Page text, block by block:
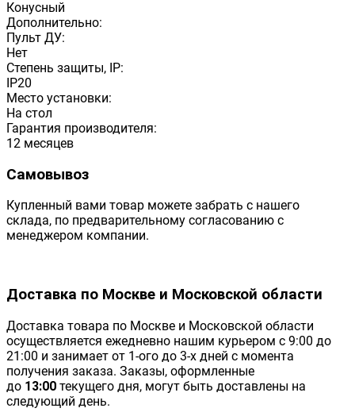
Конусный
Дополнительно:
Пульт ДУ:
Нет
Степень защиты, IP:
IP20
Место установки:
На стол
Гарантия производителя:
12 месяцев
Самовывоз
Купленный вами товар можете забрать с нашего
склада, по предварительному согласованию с
менеджером компании.
Доставка по Москве и Московской области
Доставка товара по Москве и Московской области
осуществляется ежедневно нашим курьером с 9:00 до
21:00 и занимает от 1-ого до 3-х дней с момента
получения заказа. Заказы, оформленные
до 13:00 текущего дня, могут быть доставлены на
следующий день.